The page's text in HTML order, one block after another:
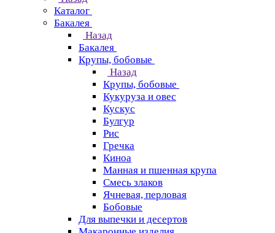
Каталог
Бакалея
Назад
Бакалея
Крупы, бобовые
Назад
Крупы, бобовые
Кукуруза и овес
Кускус
Булгур
Рис
Гречка
Киноа
Манная и пшенная крупа
Смесь злаков
Ячневая, перловая
Бобовые
Для выпечки и десертов